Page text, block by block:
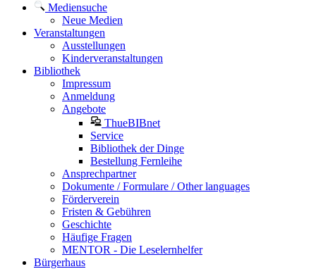
Mediensuche
Neue Medien
Veranstaltungen
Ausstellungen
Kinderveranstaltungen
Bibliothek
Impressum
Anmeldung
Angebote
ThueBIBnet
Service
Bibliothek der Dinge
Bestellung Fernleihe
Ansprechpartner
Dokumente / Formulare / Other languages
Förderverein
Fristen & Gebühren
Geschichte
Häufige Fragen
MENTOR - Die Leselernhelfer
Bürgerhaus